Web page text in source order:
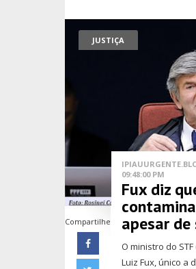
JUSTIÇA
Compartilhe
09:48:00 PM
Fux diz
apesar
O ministro do
Luiz Fux, único a